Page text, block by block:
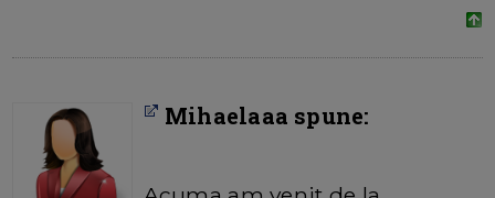
Mihaelaaa spune: